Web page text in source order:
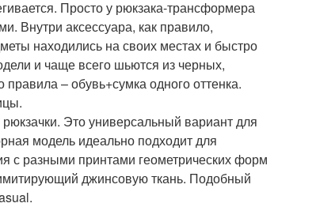
Просто у рюкзака-трансформера
Внутри аксессуара, как правило,
находились на своих местах и быстро
и чаще всего шьются из черных,
– обувь+сумка одного оттенка.
Это универсальный вариант для
модель идеально подходит для
с разными принтами геометрических форм
джинсовую ткань. Подобный